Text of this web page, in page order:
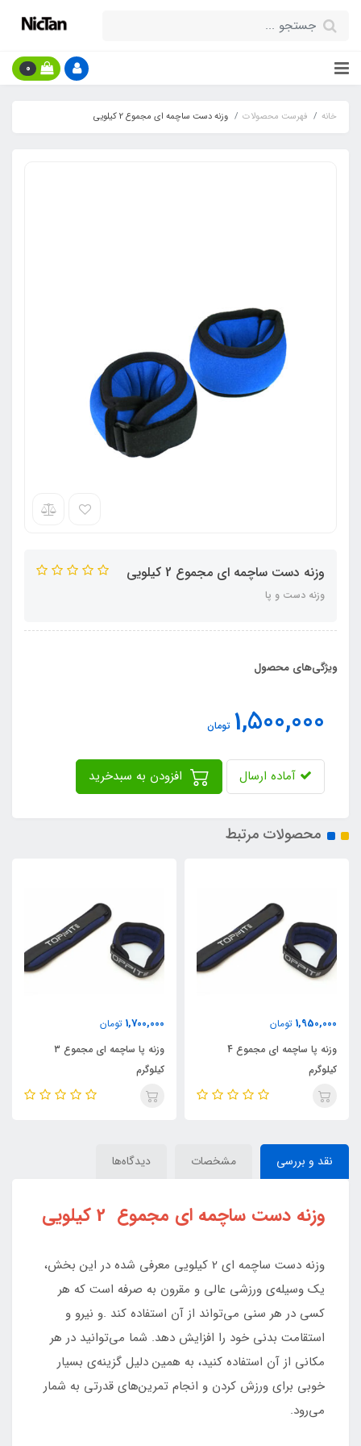
0
خانه فهرست محصولات وزنه دست ساچمه ای مجموع 2 کیلویی
وزنه دست ساچمه ای مجموع 2 کیلویی
وزنه دست و پا
ویژگی‌های محصول
1,500,000 تومان
آماده ارسال
محصولات مرتبط
1,950,000 تومان
وزنه پا ساچمه ای مجموع 4
کیلوگرم
1,700,000 تومان
وزنه پا ساچمه ای مجموع 3
کیلوگرم
نقد و بررسی مشخصات دیدگاه‌ها
وزنه دست ساچمه ای مجموع 2 کیلویی
وزنه دست ساچمه ای 2 کیلویی معرفی شده در این بخش،
یک وسیله‌ی ورزشی عالی و مقرون به صرفه است که هر
کسی در هر سنی می‌تواند از آن استفاده کند .و نیرو و
استقامت بدنی خود را افزایش دهد. شما می‌توانید در هر
مکانی از آن استفاده کنید، به همین دلیل گزینه‌ی بسیار
خوبی برای ورزش کردن و انجام تمرین‌های قدرتی به شمار
می‌رود.